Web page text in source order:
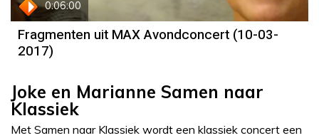
0:06:00
Fragmenten uit MAX Avondconcert (10-03-
2017)
Joke en Marianne Samen naar
Klassiek
Met Samen naar Klassiek wordt een klassiek concert een